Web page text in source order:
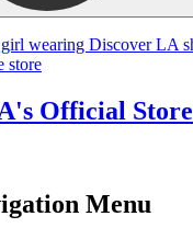
Official Store
Menu